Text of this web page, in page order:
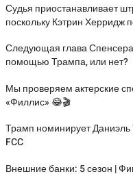
Судья приостанавливает
поскольку Кэтрин Херридж
Следующая глава
помощью Трампа, или нет?
Мы проверяем актерские
«Филлис» 😂🎬
Трамп номинирует Даниэль
FCC
Внешние банки: 5 сезон |